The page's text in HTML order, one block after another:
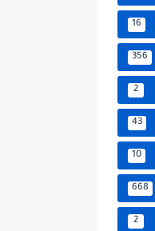
16
356
2
43
10
668
2